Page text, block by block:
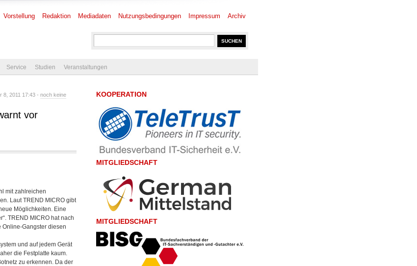
Vorstellung Redaktion Mediadaten Nutzungsbedingungen Impressum Archiv
Service Studien Veranstaltungen
8, 2011 17:43 - noch keine
vor
mit zahlreichen
Laut TREND MICRO gibt
Möglichkeiten. Eine
TREND MICRO hat nach
Gangster diesen
und auf jedem Gerät
die Festplatte kaum.
zu erkennen. Da der
KOOPERATION
MITGLIEDSCHAFT
MITGLIEDSCHAFT